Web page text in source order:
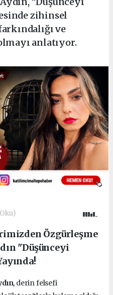
zihinsel
ve
anlatıyor.
Özgürleşme
"Düşünceyi
, derin felsefi